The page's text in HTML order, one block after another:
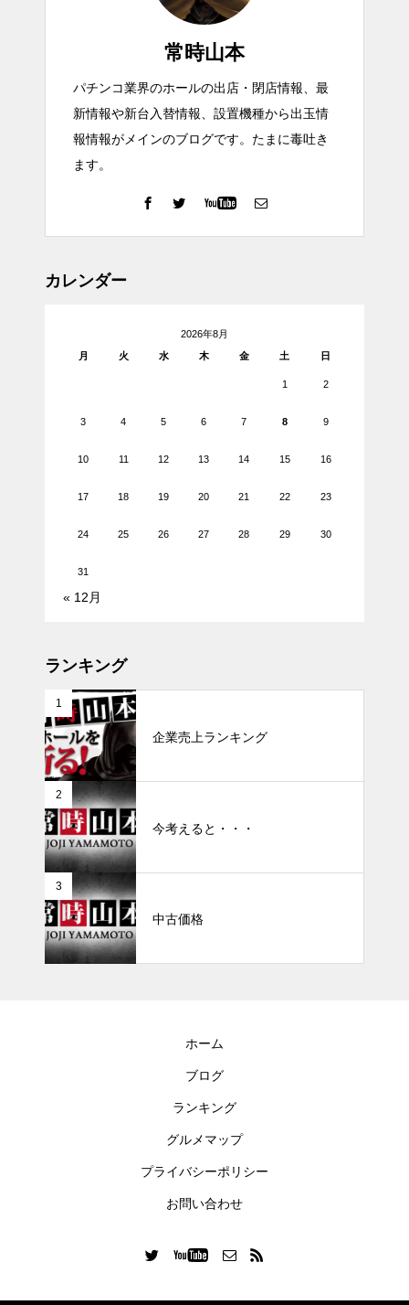
常時山本
パチンコ業界のホールの出店・閉店情報、最
新情報や新台入替情報、設置機種から出玉情
報情報がメインのブログです。たまに毒吐き
ます。
カレンダー
2026年8月
月
火 水 木 金 土 日
1 2
3 4 5 6 7 8 9
10 11 12 13 14 15 16
17 18 19 20 21 22 23
24 25 26 27 28 29 30
31
« 12月
ランキング
1
企業売上ランキング
2
今考えると・・・
3
中古価格
ホーム
ブログ
ランキング
グルメマップ
プライバシーポリシー
お問い合わせ